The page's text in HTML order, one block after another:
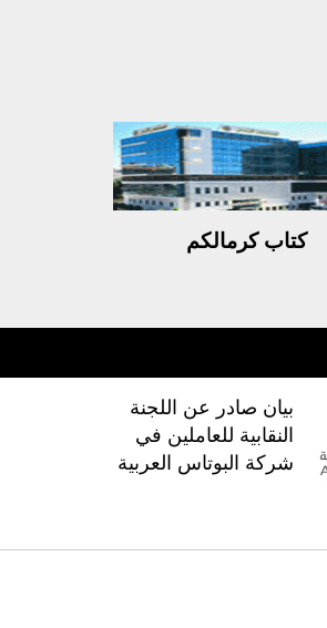
كتاب كرمالكم
بيان صادر عن اللجنة
النقابية للعاملين في
شركة البوتاس العربية